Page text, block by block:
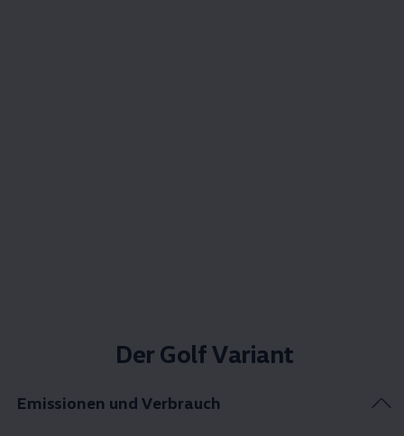
Der Golf Variant
Emissionen und Verbrauch